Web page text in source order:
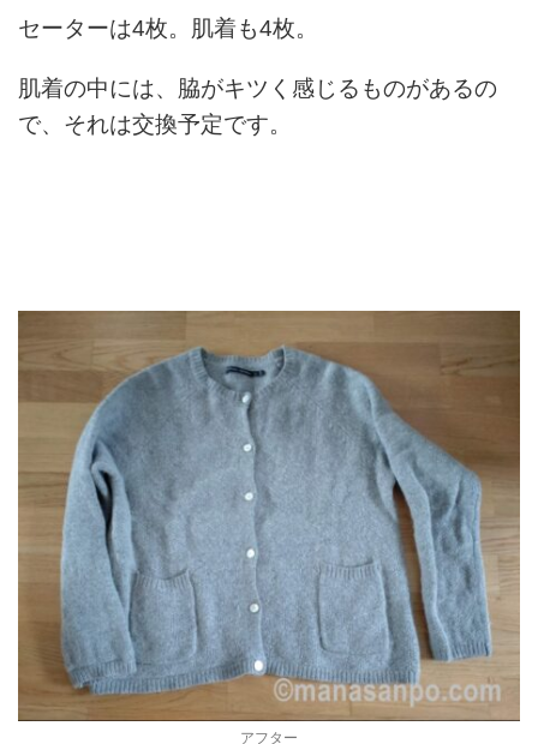
セーターは4枚。肌着も4枚。
肌着の中には、脇がキツく感じるものがあるの
で、それは交換予定です。
アフター